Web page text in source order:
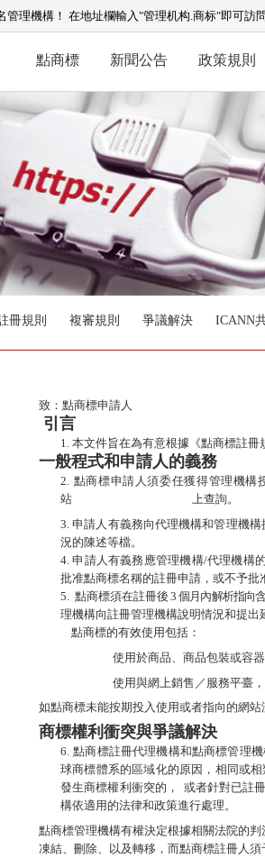
管理機構！ 在地址欄輸入"管理机构.商标"即可訪
點商標 新聞公告 政策規則
冊規則 複審規則 爭議解決 ICANN
致：點商標申請人
引言
1. 本文件旨在為有意根據《點商標註
一般程式和申請人的義務
2. 點商標申請人須委任獲得管理機構
站
上查詢。
3. 申請人有義務向代理機構和管理機
況的陳述等檔。
4. 申請人有義務應管理機構/代理機構
批准點商標名稱的註冊申請，或不予批
5. 點商標須在註冊後 3 個月內解析指向
理機構向註冊管理機構說明情況和提出
點商標的有效使用包括：
使用於商品、商品包裝或容
使用與網上銷售／服務平臺
如點商標未能按期投入使用或者指向的網
商標權利衝突與爭議解決
6. 點商標註冊代理機構和點商標管理
球商標體系的區域化的原因，相同或
發生商標權利衝突的，
或者針對已註
構依適用的法律和政策進行處理。
點商標管理機構有權決定根據相關法院的
凍結、刪除、以及轉移，而點商標註冊人須